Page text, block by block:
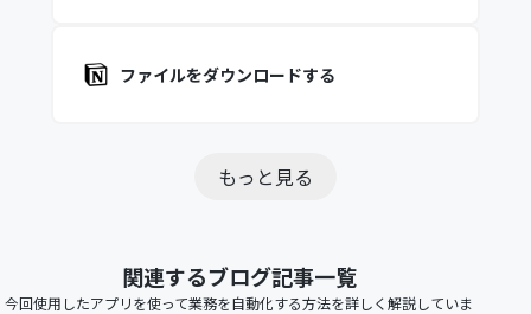
ファイルをダウンロードする
もっと見る
関連するブログ記事一覧
今回使用したアプリを使って業務を自動化する方法を詳しく解説していま